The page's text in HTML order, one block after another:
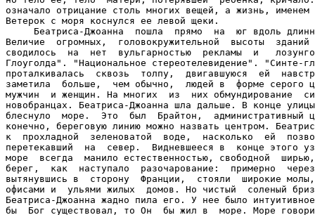
означало отрицание столь многих вещей, а жизнь,
Ветерок с моря коснулся ее левой щеки.
Беатриса-Джоанна  пошла  прямо  на  юг вдоль
Величие  огромных,  головокружительной  высоты
сводилось  на  нет  вульгарностью  рекламы  и
Глоуголда". "Национальное стереотелевидение". "Синте-
проталкивалась  сквозь  толпу,  двигавшуюся  ей
заметила  больше,  чем обычно,  людей в  форме серого
мужчин  и женщин. На многих  из  них обмундирование
новобранцах. Беатриса-Джоанна шла дальше. В конце
блеснуло  море.  Это  был  Брайтон,  административный
конечно, береговую линию можно назвать центром.
к  прохладной  зеленоватой  воде,  насколько  ей
перетекавший  на  север.  Видневшееся в  конце этого
море  всегда  манило естественностью, свободной
берег,  как  наступало  разочарование:  примерно
вытянувшись в  сторону  Франции,  стояли  широкие
офисами и  ульями жилых  домов. Но чистый  соленый
Беатриса-Джоанна жадно пила его. У нее было
бы  Бог существовал, то Он  бы жил в  море. Море